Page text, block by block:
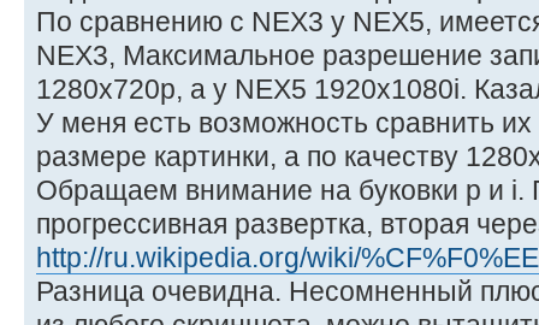
По сравнению с NEX3 у NEX5,
NEX3, Максимальное разрешение
1280x720р, а у NEX5 1920x1080i.
У меня есть возможность сравнить
размере картинки, а по качеству
Обращаем внимание на буковки p и i.
прогрессивная развертка, вторая
http://ru.wikipedia.org/wiki/
Разница очевидна. Несомненный